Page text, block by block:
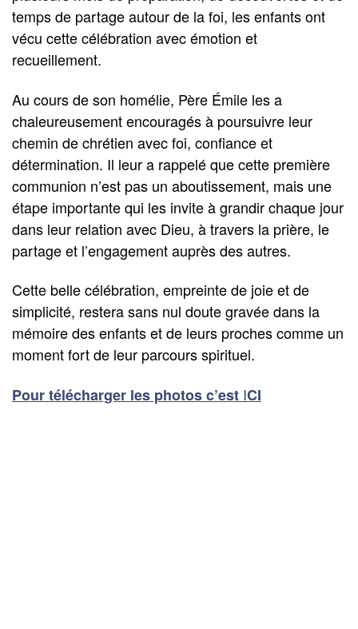
temps de partage autour de la foi, les enfants ont
vécu cette célébration avec émotion et
recueillement.
Au cours de son homélie, Père Émile les a
chaleureusement encouragés à poursuivre leur
chemin de chrétien avec foi, confiance et
détermination. Il leur a rappelé que cette première
communion n’est pas un aboutissement, mais une
étape importante qui les invite à grandir chaque jour
dans leur relation avec Dieu, à travers la prière, le
partage et l’engagement auprès des autres.
Cette belle célébration, empreinte de joie et de
simplicité, restera sans nul doute gravée dans la
mémoire des enfants et de leurs proches comme un
moment fort de leur parcours spirituel.
Pour télécharger les photos c’est ICI